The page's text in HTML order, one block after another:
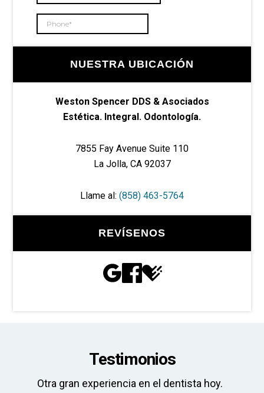
NUESTRA UBICACIÓN
Weston Spencer DDS & Asociados
Estética. Integral. Odontología.
7855 Fay Avenue Suite 110
La Jolla, CA 92037
Llame al: (858) 463-5764
REVÍSENOS
Testimonios
Otra gran experiencia en el dentista hoy.